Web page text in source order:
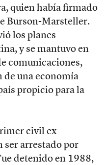
quien había firmado
Burson-Marsteller.
los planes
y se mantuvo en
comunicaciones,
de una economía
propicio para la
civil ex
ser arrestado por
detenido en 1988,